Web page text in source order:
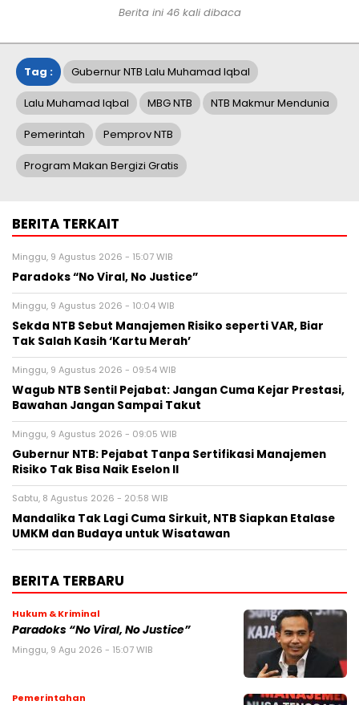
Berita ini 46 kali dibaca
Tag : Gubernur NTB Lalu Muhamad Iqbal
Lalu Muhamad Iqbal MBG NTB NTB Makmur Mendunia
Pemerintah Pemprov NTB
Program Makan Bergizi Gratis
BERITA TERKAIT
Minggu, 9 Agustus 2026 - 15:07 WIB
Paradoks “No Viral, No Justice”
Minggu, 9 Agustus 2026 - 10:04 WIB
Sekda NTB Sebut Manajemen Risiko seperti VAR, Biar
Tak Salah Kasih ‘Kartu Merah’
Minggu, 9 Agustus 2026 - 09:54 WIB
Wagub NTB Sentil Pejabat: Jangan Cuma Kejar Prestasi,
Bawahan Jangan Sampai Takut
Minggu, 9 Agustus 2026 - 09:05 WIB
Gubernur NTB: Pejabat Tanpa Sertifikasi Manajemen
Risiko Tak Bisa Naik Eselon II
Sabtu, 8 Agustus 2026 - 20:58 WIB
Mandalika Tak Lagi Cuma Sirkuit, NTB Siapkan Etalase
UMKM dan Budaya untuk Wisatawan
BERITA TERBARU
Hukum & Kriminal
Paradoks “No Viral, No Justice”
Minggu, 9 Agu 2026 - 15:07 WIB
Pemerintahan